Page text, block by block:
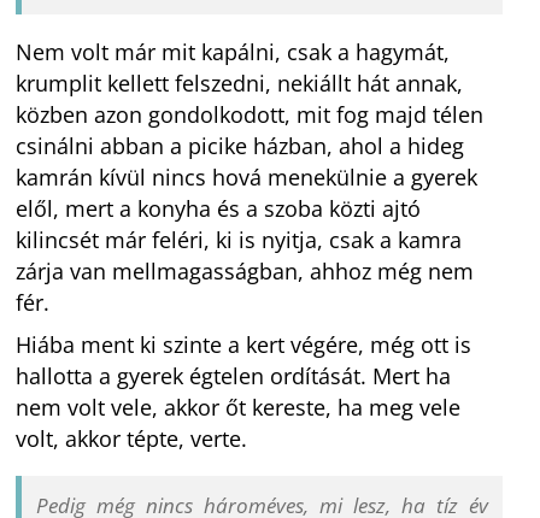
Nem volt már mit kapálni, csak a hagymát,
krumplit kellett felszedni, nekiállt hát annak,
közben azon gondolkodott, mit fog majd télen
csinálni abban a picike házban, ahol a hideg
kamrán kívül nincs hová menekülnie a gyerek
elől, mert a konyha és a szoba közti ajtó
kilincsét már feléri, ki is nyitja, csak a kamra
zárja van mellmagasságban, ahhoz még nem
fér.
Hiába ment ki szinte a kert végére, még ott is
hallotta a gyerek égtelen ordítását. Mert ha
nem volt vele, akkor őt kereste, ha meg vele
volt, akkor tépte, verte.
Pedig még nincs hároméves, mi lesz, ha tíz év